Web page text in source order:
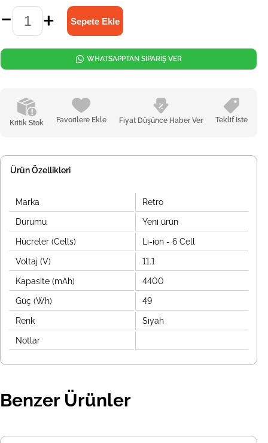
Kritik Stok Favorilere Ekle Fiyat Düşünce Haber Ver Teklif İste
WHATSAPPTAN SİPARİŞ VER
Ürün Özellikleri
Marka Retro
Durumu Yeni ürün
Hücreler (Cells) Li-ion - 6 Cell
Voltaj (V) 11.1
Kapasite (mAh) 4400
Güç (Wh) 49
Renk Siyah
Notlar
Benzer Ürünler